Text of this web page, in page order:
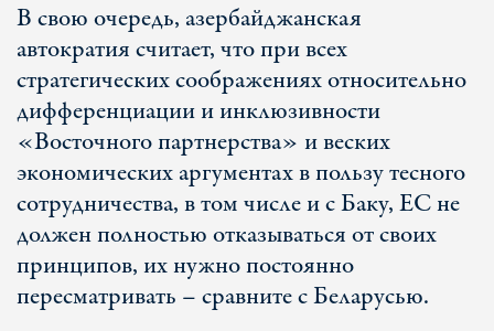
В свою очередь, азербайджанская
автократия считает, что при всех
стратегических соображениях относительно
дифференциации и инклюзивности
«Восточного партнерства» и веских
экономических аргументах в пользу тесного
сотрудничества, в том числе и с Баку, ЕС не
должен полностью отказываться от своих
принципов, их нужно постоянно
пересматривать – сравните с Беларусью.